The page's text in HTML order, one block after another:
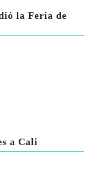
la Feria de
a Cali